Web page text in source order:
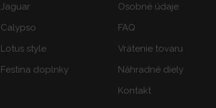
Jaguar
Calypso
Lotus style
Festina doplnky
Osobné údaje
FAQ
Vrátenie tovaru
Náhradné diely
Kontakt